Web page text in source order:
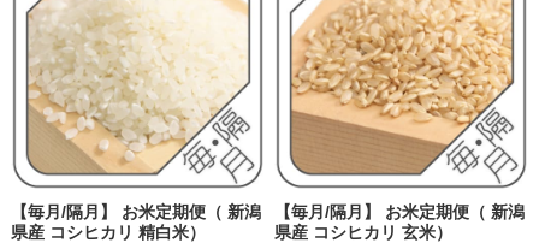
【毎月/隔月】 お米定期便（ 新潟
県産 コシヒカリ 精白米）
【毎月/隔月】 お米定期便（ 新潟
県産 コシヒカリ 玄米）